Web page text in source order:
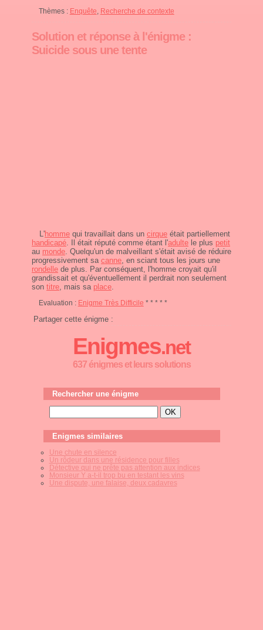
Thèmes : Enquête Recherche de contexte
Solution et réponse à l'énigme :
Suicide sous une tente
L'homme qui travaillait dans un cirque était partiellement
handicapé . Il était réputé comme étant l'adulte le plus petit
au monde . Quelqu'un de malveillant s'était avisé de réduire
progressivement sa canne , en sciant tous les jours une
rondelle de plus. Par conséquent, l'homme croyait qu'il
grandissait et qu'éventuellement il perdrait non seulement
son titre , mais sa place
Evaluation : Enigme Très Difficile * * * * *
Partager cette énigme :
Enigmes.net
637 énigmes et leurs solutions
Rechercher une énigme
Enigmes similaires
Une chute en silence
Un rôdeur dans une résidence pour filles
Détective qui ne prête pas attention aux indices
Monsieur Y a-t-il trop bu en testant les vins
Une dispute, une falaise, deux cadavres